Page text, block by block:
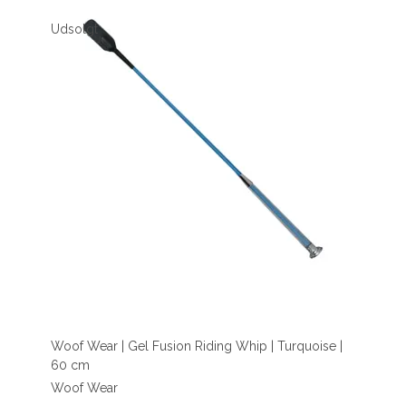
Udsolgt
Woof Wear | Gel Fusion Riding Whip | Turquoise |
60 cm
Woof Wear